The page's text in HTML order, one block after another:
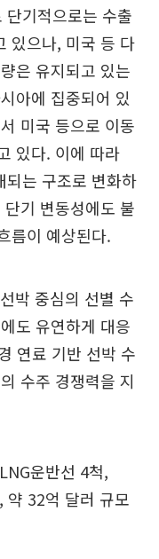
단기적으로는 수출
있으나, 미국 등 다
은 유지되고 있는
아에 집중되어 있
미국 등으로 이동
있다. 이에 따라
되는 구조로 변화하
기 변동성에도 불
름이 예상된다.
박 중심의 선별 수
도 유연하게 대응
연료 기반 선박 수
수주 경쟁력을 지
운반선 4척,
약 32억 달러 규모